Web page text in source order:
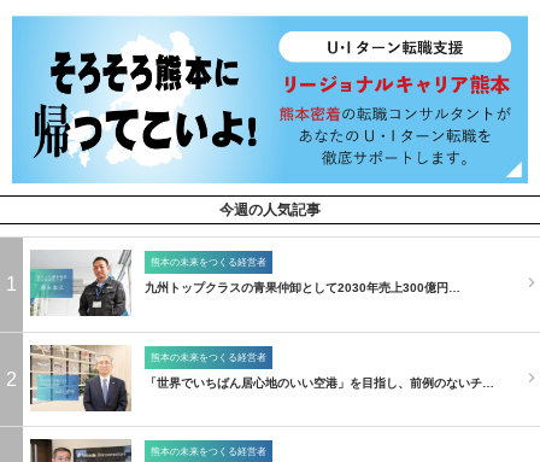
今週の人気記事
1
熊本の未来をつくる経営者
九州トップクラスの青果仲卸として2030年売上300億円…
2
熊本の未来をつくる経営者
「世界でいちばん居心地のいい空港」を目指し、前例のないチ…
熊本の未来をつくる経営者